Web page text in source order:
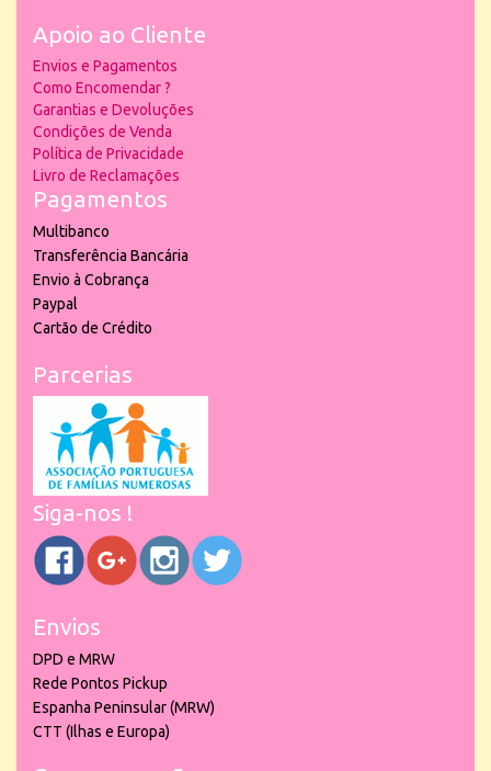
Apoio ao Cliente
Envios e Pagamentos
Como Encomendar ?
Garantias e Devoluções
Condições de Venda
Política de Privacidade
Livro de Reclamações
Pagamentos
Multibanco
Transferência Bancária
Envio à Cobrança
Paypal
Cartão de Crédito
Parcerias
Siga-nos !
Envios
DPD e MRW
Rede Pontos Pickup
Espanha Peninsular (MRW)
CTT (Ilhas e Europa)